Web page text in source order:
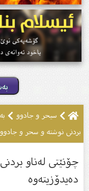
سيحر و جادوو
بردنى نوشتە و سحر و جادوو
چۆنێتى لەناو
دەیدۆزیتەوە